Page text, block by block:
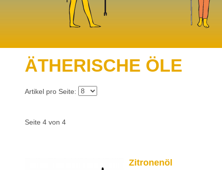
ÄTHERISCHE ÖLE
Artikel pro Seite:
Seite 4 von 4
Zitronenöl